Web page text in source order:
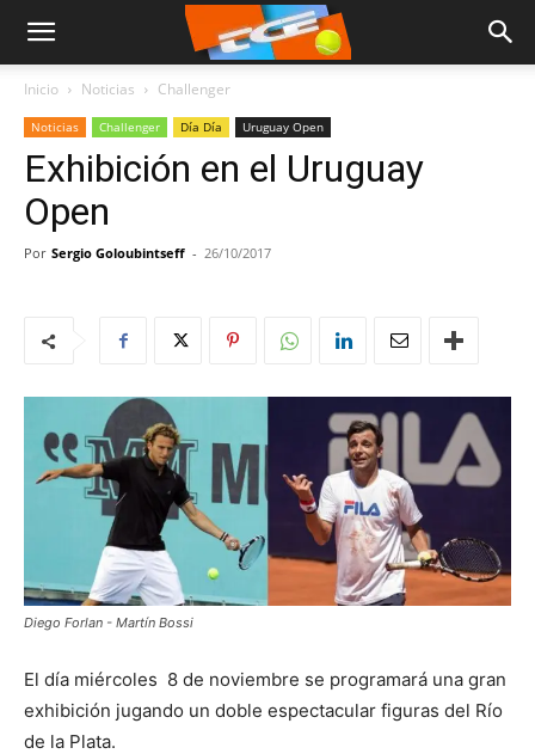
Inicio Noticias Challenger
Noticias Challenger Día Día Uruguay Open
Exhibición en el Uruguay
Open
Por Sergio Goloubintseff - 26/10/2017
Diego Forlan - Martín Bossi
El día miércoles 8 de noviembre se programará una gran
exhibición jugando un doble espectacular figuras del Río
de la Plata.